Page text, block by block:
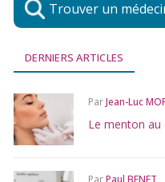
Trouver un
DERNIERS ARTICLES
ParJean-Luc
Le menton au